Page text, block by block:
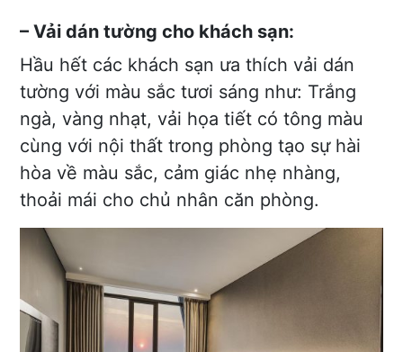
– Vải dán tường cho khách sạn:
Hầu hết các khách sạn ưa thích vải dán
tường với màu sắc tươi sáng như: Trắng
ngà, vàng nhạt, vải họa tiết có tông màu
cùng với nội thất trong phòng tạo sự hài
hòa về màu sắc, cảm giác nhẹ nhàng,
thoải mái cho chủ nhân căn phòng.